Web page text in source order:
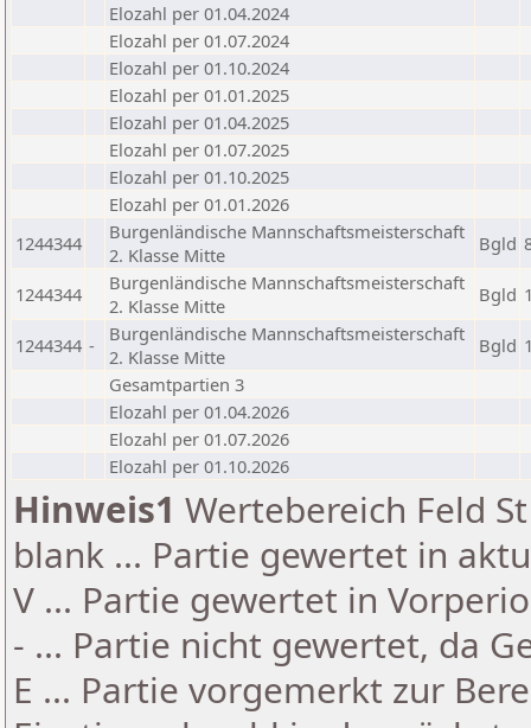
Elozahl per 01.04.2024
Elozahl per 01.07.2024
Elozahl per 01.10.2024
Elozahl per 01.01.2025
Elozahl per 01.04.2025
Elozahl per 01.07.2025
Elozahl per 01.10.2025
Elozahl per 01.01.2026
1244344
Burgenländische Mannschaftsmeisterschaft
2. Klasse Mitte
Bgld
1244344
Burgenländische Mannschaftsmeisterschaft
2. Klasse Mitte
Bgld
1244344 -
Burgenländische Mannschaftsmeisterschaft
2. Klasse Mitte
Bgld
Gesamtpartien 3
Elozahl per 01.04.2026
Elozahl per 01.07.2026
Elozahl per 01.10.2026
Hinweis1 Wertebereich Feld
blank ... Partie gewertet in
V ... Partie gewertet in
- ... Partie nicht gewertet, da
E ... Partie vorgemerkt zur